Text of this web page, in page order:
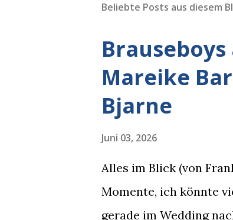
Beliebte Posts aus diesem
Mareike
Bjarne
Juni 03, 2026
Alles im Blick (von
Momente, ich könnte
gerade im Wedding